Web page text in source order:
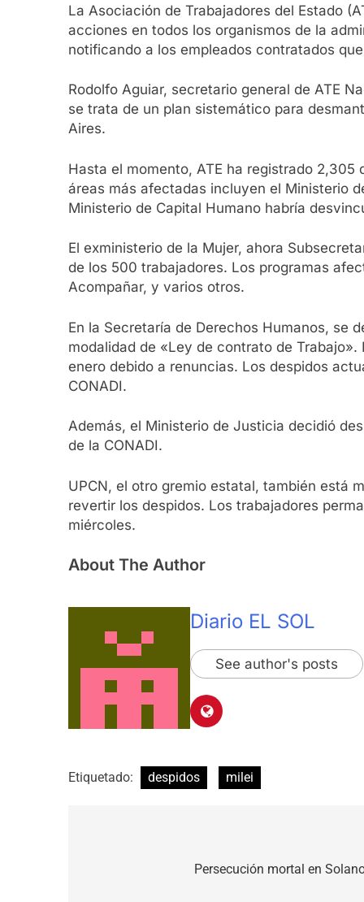
La Asociación de Trabajadores del Estado
acciones en todos los organismos de la
notificando a los empleados contratados
Rodolfo Aguiar, secretario general de ATE
se trata de un plan sistemático para
Aires.
Hasta el momento, ATE ha registrado
áreas más afectadas incluyen el Ministerio
Ministerio de Capital Humano habría
El exministerio de la Mujer, ahora
de los 500 trabajadores. Los programas
Acompañar, y varios otros.
En la Secretaría de Derechos Humanos, se
modalidad de «Ley de contrato de
enero debido a renuncias. Los despidos
CONADI.
Además, el Ministerio de Justicia decidió
de la CONADI.
UPCN, el otro gremio estatal, también está
revertir los despidos. Los trabajadores
miércoles.
About The Author
Diario EL SOL
See author's posts
Etiquetado: despidos milei
Persecución mortal en